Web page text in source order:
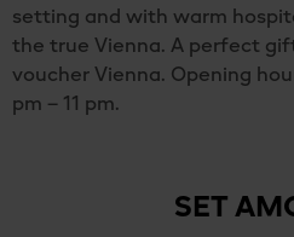
setting and with warm
the true Vienna. A perfect
voucher Vienna. Opening
pm – 11 pm.
SET